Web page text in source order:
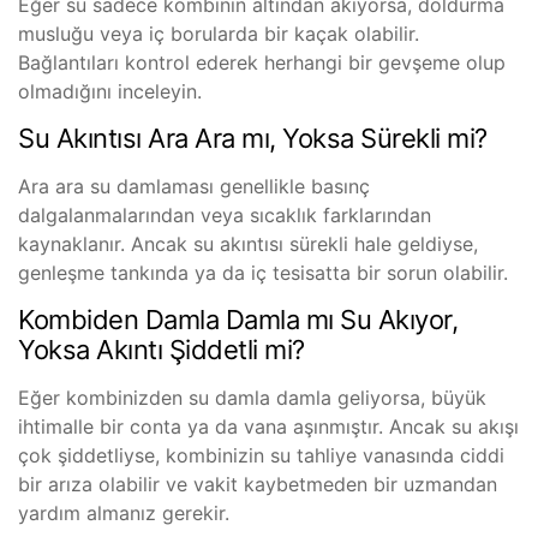
Eğer su sadece kombinin altından akıyorsa, doldurma
musluğu veya iç borularda bir kaçak olabilir.
Bağlantıları kontrol ederek herhangi bir gevşeme olup
olmadığını inceleyin.
Su Akıntısı Ara Ara mı, Yoksa Sürekli mi?
Ara ara su damlaması genellikle basınç
dalgalanmalarından veya sıcaklık farklarından
kaynaklanır. Ancak su akıntısı sürekli hale geldiyse,
genleşme tankında ya da iç tesisatta bir sorun olabilir.
Kombiden Damla Damla mı Su Akıyor,
Yoksa Akıntı Şiddetli mi?
Eğer kombinizden su damla damla geliyorsa, büyük
ihtimalle bir conta ya da vana aşınmıştır. Ancak su akışı
çok şiddetliyse, kombinizin su tahliye vanasında ciddi
bir arıza olabilir ve vakit kaybetmeden bir uzmandan
yardım almanız gerekir.